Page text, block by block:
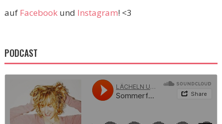
auf Facebookund Instagram! <3
PODCAST